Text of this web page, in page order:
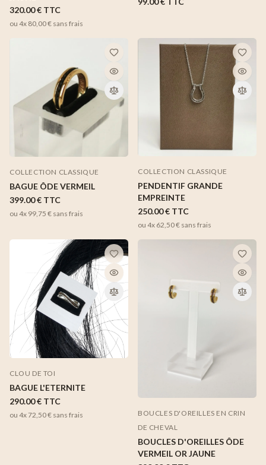
320.00 € TTC
ou 4x 80,00 € sans frais
COLLECTION CLASSIQUE
BAGUE ÔDE VERMEIL
399.00 € TTC
ou 4x 99,75 € sans frais
COLLECTION CLASSIQUE
PENDENTIF GRANDE
EMPREINTE
250.00 € TTC
ou 4x 62,50 € sans frais
CLOU DE TOI
BAGUE L'ETERNITE
290.00 € TTC
ou 4x72,50 € sans frais
BOUCLES D'OREILLES EN CRIN
DE CHEVAL
BOUCLES D'OREILLES ÔDE
VERMEIL OR JAUNE